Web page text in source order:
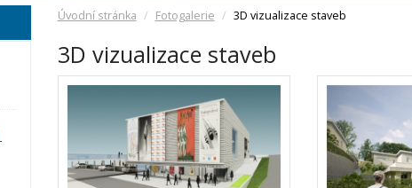
Úvodní stránka Fotogalerie 3D vizualizace staveb
3D vizualizace staveb